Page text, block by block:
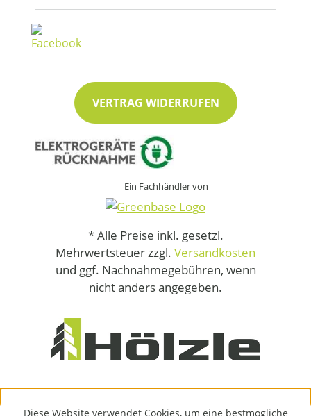
VERTRAG WIDERRUFEN
Ein Fachhändler von
* Alle Preise inkl. gesetzl.
Mehrwertsteuer zzgl. Versandkosten
und ggf. Nachnahmegebühren, wenn
nicht anders angegeben.
Diese Website verwendet Cookies, um eine bestmögliche